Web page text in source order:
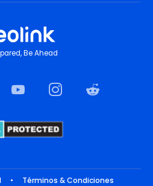
Be Ahead
• Términos & Condiciones